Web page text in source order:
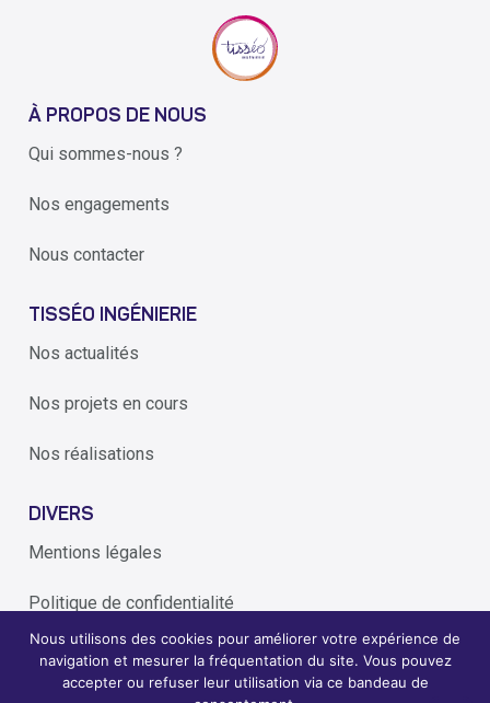
À PROPOS DE NOUS
Qui sommes-nous ?
Nos engagements
Nous contacter
TISSÉO INGÉNIERIE
Nos actualités
Nos projets en cours
Nos réalisations
DIVERS
Mentions légales
Politique de confidentialité
Alerte éthique
Nous utilisons des cookies pour améliorer votre expérience de
navigation et mesurer la fréquentation du site. Vous pouvez
accepter ou refuser leur utilisation via ce bandeau de